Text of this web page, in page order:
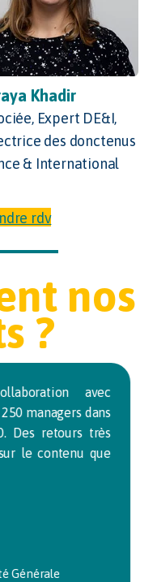
Khadir
Expert DE&I,
des donctenus
& International
rdv
nos
?
grande qualité
contenu à noter
supérieur.”
chez